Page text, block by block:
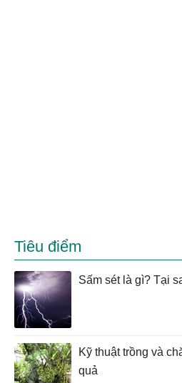
Tiêu điểm
Sấm sét là gì? Tại
Kỹ thuật trồng và
quả